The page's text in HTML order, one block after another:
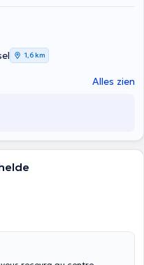
1,6 km
Alles zien